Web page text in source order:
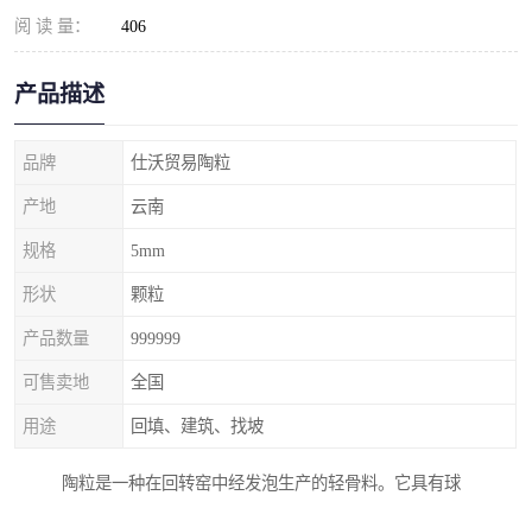
阅 读 量： 406
产品描述
品牌 仕沃贸易陶粒
产地 云南
规格 5mm
形状 颗粒
产品数量 999999
可售卖地 全国
用途 回填、建筑、找坡
陶粒是一种在回转窑中经发泡生产的轻骨料。它具有球